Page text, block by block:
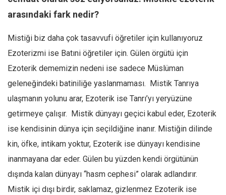
arasındaki fark nedir?
Mistiği biz daha çok tasavvufi öğretiler için kullanıyoruz
Ezoterizmi ise Batıni öğretiler için. Gülen örgütü için
Ezoterik dememizin nedeni ise sadece Müslüman
geleneğindeki batiniliğe yaslanmaması. Mistik Tanrıya
ulaşmanın yolunu arar, Ezoterik ise Tanrı’yı yeryüzüne
getirmeye çalışır. Mistik dünyayı geçici kabul eder, Ezoterik
ise kendisinin dünya için seçildiğine inanır. Mistiğin dilinde
kin, öfke, intikam yoktur, Ezoterik ise dünyayı kendisine
inanmayana dar eder. Gülen bu yüzden kendi örgütünün
dışında kalan dünyayı “hasm cephesi” olarak adlandırır.
Mistik içi dışı birdir, saklamaz, gizlenmez Ezoterik ise